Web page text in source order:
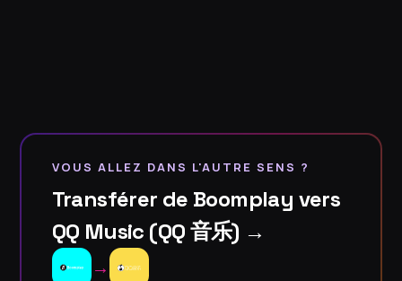
VOUS ALLEZ DANS L'AUTRE SENS ?
Transférer de Boomplay vers
QQ Music (QQ 音乐) →
→